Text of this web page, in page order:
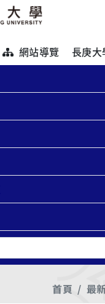
網站導覽
長庚大
首頁 最